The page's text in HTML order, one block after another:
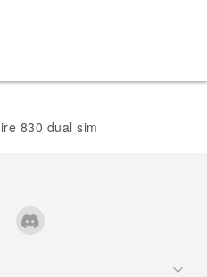
830 dual sim‎